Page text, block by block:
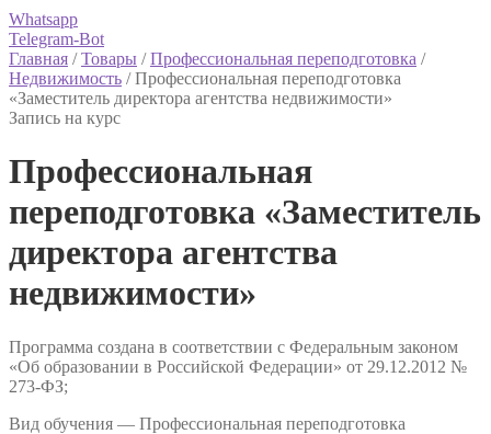
Whatsapp
Telegram-Bot
Главная /Товары /Профессиональная переподготовка /
Недвижимость /Профессиональная переподготовка
«Заместитель директора агентства недвижимости»
Запись на курс
Профессиональная
переподготовка «Заместитель
директора агентства
недвижимости»
Программа создана в соответствии с Федеральным законом
«Об образовании в Российской Федерации» от 29.12.2012 №
273-ФЗ;
Вид обучения — Профессиональная переподготовка